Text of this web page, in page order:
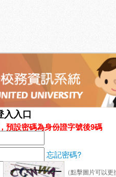
入入口
預設密碼為身份證字號後9碼
忘記密碼?
（點擊圖片可以